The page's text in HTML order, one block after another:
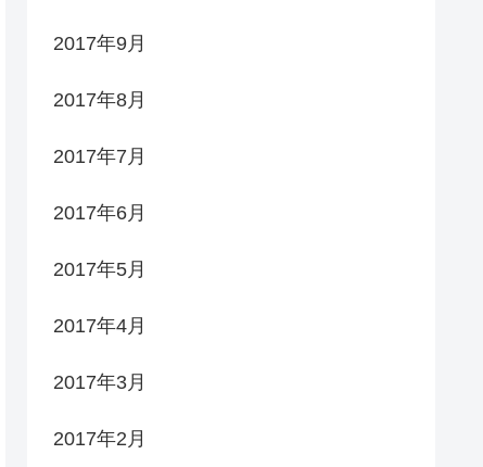
2017年9月
2017年8月
2017年7月
2017年6月
2017年5月
2017年4月
2017年3月
2017年2月